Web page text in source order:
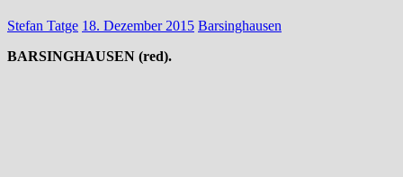
Stefan Tatge 18. Dezember 2015 Barsinghausen
BARSINGHAUSEN (red).